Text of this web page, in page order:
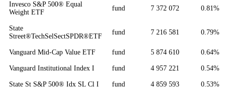
Invesco S&P 500® Equal
Weight ETF
fund 7 372 072 0.81%
State
Street®TechSelSectSPDR®ETF
fund 7 216 581 0.79%
Vanguard Mid-Cap Value ETF fund 5 874 610 0.64%
Vanguard Institutional Index I fund 4 957 221 0.54%
State St S&P 500® Idx SL Cl I fund 4 859 593 0.53%